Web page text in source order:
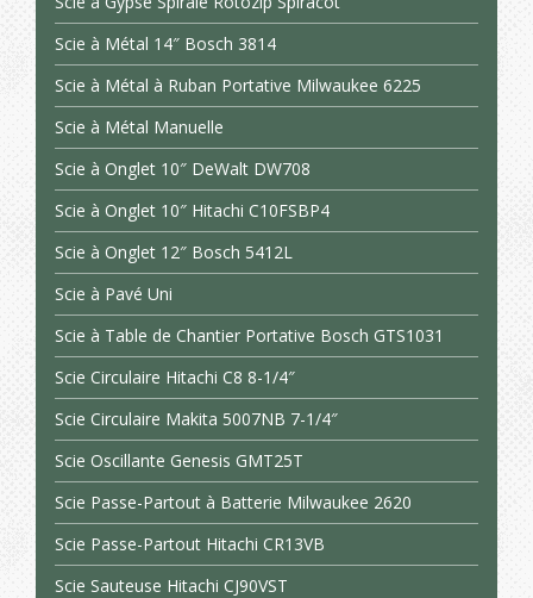
Scie à Métal 14″ Bosch 3814
Scie à Métal à Ruban Portative Milwaukee 6225
Scie à Métal Manuelle
Scie à Onglet 10″ DeWalt DW708
Scie à Onglet 10″ Hitachi C10FSBP4
Scie à Onglet 12″ Bosch 5412L
Scie à Pavé Uni
Scie à Table de Chantier Portative Bosch GTS1031
Scie Circulaire Hitachi C8 8-1/4″
Scie Circulaire Makita 5007NB 7-1/4″
Scie Oscillante Genesis GMT25T
Scie Passe-Partout à Batterie Milwaukee 2620
Scie Passe-Partout Hitachi CR13VB
Scie Sauteuse Hitachi CJ90VST